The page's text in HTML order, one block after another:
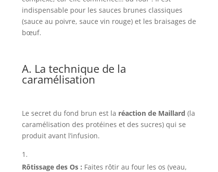
indispensable pour les sauces brunes classiques
(sauce au poivre, sauce vin rouge) et les braisages de
bœuf.
A. La technique de la
caramélisation
Le secret du fond brun est la réaction de Maillard (la
caramélisation des protéines et des sucres) qui se
produit avant l’infusion.
Rôtissage des Os : Faites rôtir au four les os (veau,